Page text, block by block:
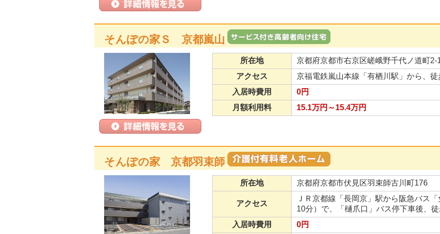
そんぽの家Ｓ 京都嵐山
所在地
京都府京都市右京区嵯峨野千代ノ道町2-
アクセス
京福電鉄嵐山本線「有栖川駅」から、
入居時費用
0円
月額利用料
15.1万円～15.4万円
そんぽの家 京都羽束師
所在地 京都府京都市伏見区羽束師古川町176
アクセス
ＪＲ京都線「長岡京」駅から阪急バス
10分）で、「樋爪口」バス停下車後、
入居時費用
0円